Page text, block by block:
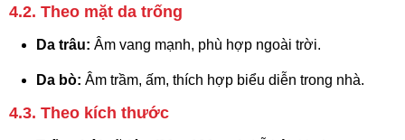
4.2. Theo mặt da trống
Da trâu: Âm vang mạnh, phù hợp ngoài trời.
Da bò: Âm trầm, ấm, thích hợp biểu diễn trong nhà.
4.3. Theo kích thước